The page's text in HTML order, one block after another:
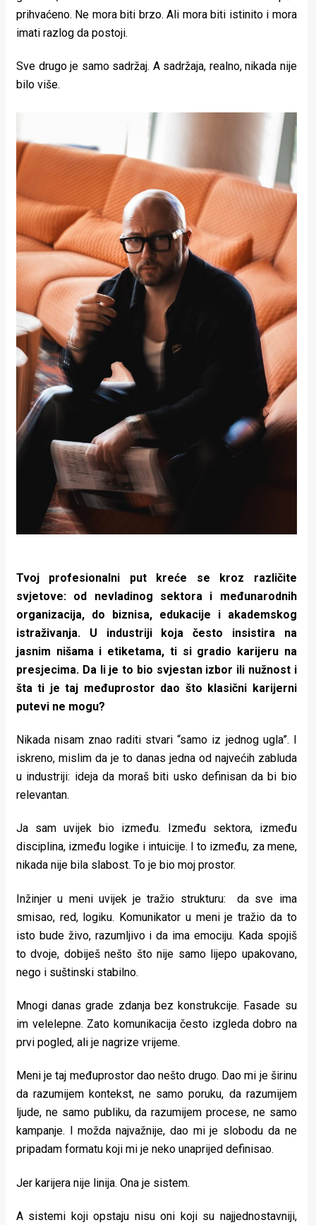
prihvaćeno. Ne mora biti brzo. Ali mora biti istinito i mora
imati razlog da postoji.
Sve drugo je samo sadržaj. A sadržaja, realno, nikada nije
bilo više.
Tvoj profesionalni put kreće se kroz različite
svjetove: od nevladinog sektora i međunarodnih
organizacija, do biznisa, edukacije i akademskog
istraživanja. U industriji koja često insistira na
jasnim nišama i etiketama, ti si gradio karijeru na
presjecima. Da li je to bio svjestan izbor ili nužnost i
šta ti je taj međuprostor dao što klasični karijerni
putevi ne mogu?
Nikada nisam znao raditi stvari “samo iz jednog ugla”. I
iskreno, mislim da je to danas jedna od najvećih zabluda
u industriji: ideja da moraš biti usko definisan da bi bio
relevantan.
Ja sam uvijek bio između. Između sektora, između
disciplina, između logike i intuicije. I to između, za mene,
nikada nije bila slabost. To je bio moj prostor.
Inžinjer u meni uvijek je tražio strukturu: da sve ima
smisao, red, logiku. Komunikator u meni je tražio da to
isto bude živo, razumljivo i da ima emociju. Kada spojiš
to dvoje, dobiješ nešto što nije samo lijepo upakovano,
nego i suštinski stabilno.
Mnogi danas grade zdanja bez konstrukcije. Fasade su
im velelepne. Zato komunikacija često izgleda dobro na
prvi pogled, ali je nagrize vrijeme.
Meni je taj međuprostor dao nešto drugo. Dao mi je širinu
da razumijem kontekst, ne samo poruku, da razumijem
ljude, ne samo publiku, da razumijem procese, ne samo
kampanje. I možda najvažnije, dao mi je slobodu da ne
pripadam formatu koji mi je neko unaprijed definisao.
Jer karijera nije linija. Ona je sistem.
A sistemi koji opstaju nisu oni koji su najjednostavniji,